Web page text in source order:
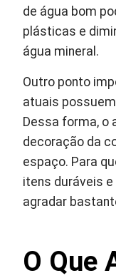
de água bom
plásticas e
água mineral.
Outro ponto
atuais
Dessa forma, o
decoração da
espaço. Para
itens duráveis
agradar
O Que